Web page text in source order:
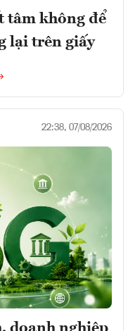
tâm không để
lại trên giấy
22:38, 07/08/2026
doanh nghiệp